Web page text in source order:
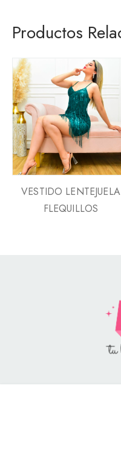
Productos
VESTIDO LENTEJUELA
FLEQUILLOS